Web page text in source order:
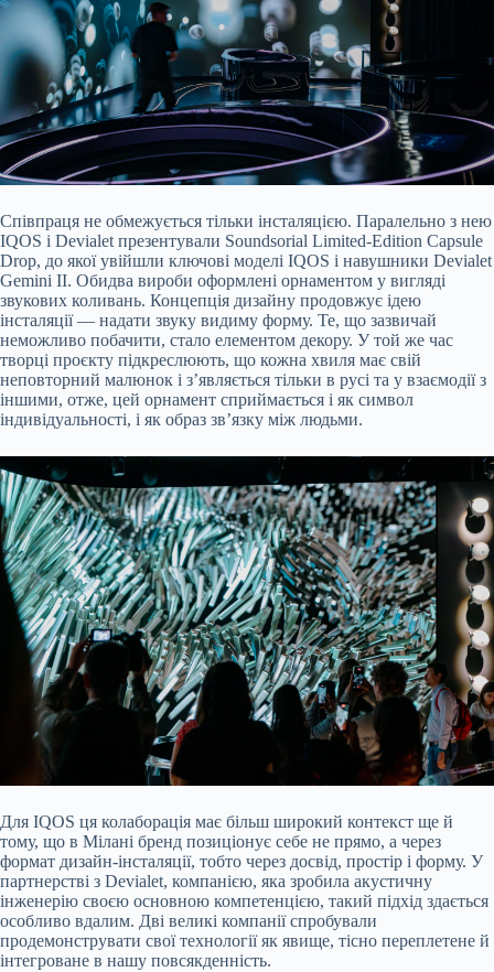
Співпраця не обмежується тільки інсталяцією. Паралельно з нею
IQOS і Devialet презентували Soundsorial Limited-Edition Capsule
Drop, до якої увійшли ключові моделі IQOS і навушники Devialet
Gemini II. Обидва вироби оформлені орнаментом у вигляді
звукових коливань. Концепція дизайну продовжує ідею
інсталяції — надати звуку видиму форму. Те, що зазвичай
неможливо побачити, стало елементом декору. У той же час
творці проєкту підкреслюють, що кожна хвиля має свій
неповторний малюнок і з’являється тільки в русі та у взаємодії з
іншими, отже, цей орнамент сприймається і як символ
індивідуальності, і як образ зв’язку між людьми.
Для IQOS ця колаборація має більш широкий контекст ще й
тому, що в Мілані бренд позиціонує себе не прямо, а через
формат дизайн-інсталяції, тобто через досвід, простір і форму. У
партнерстві з Devialet, компанією, яка зробила акустичну
інженерію своєю основною компетенцією, такий підхід здається
особливо вдалим. Дві великі компанії спробували
продемонструвати свої технології як явище, тісно переплетене й
інтегроване в нашу повсякденність.